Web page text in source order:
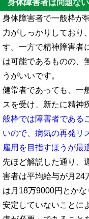
身体障害者は問題な
身体障害者で一般枠が
力がしっかりしており
す。一方で精神障害者
は可能であるものの、
うがいいです。
健常者であっても、一
スを受け、新たに精神
般枠では障害者である
いので、病気の再発リ
雇用を目指すほうが最
先ほど解説した通り、
害者は平均給与が月24
は月18万9000円とか
安定していないことに